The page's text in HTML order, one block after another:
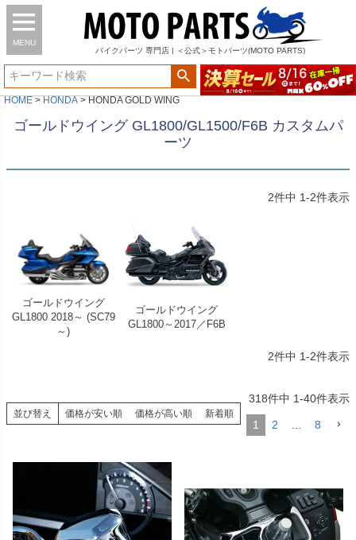
MENU
バイク パーツ 専門店 | ＜公式＞モトパーツ(MOTO PARTS)
HOME HONDA HONDA GOLD WING
ゴールドウイング GL1800/GL1500/F6B カスタムパ
ーツ
2件中 1-2件表示
ゴールドウイング
GL1800 2018～ (SC79
～)
ゴールドウイング
GL1800～2017／F6B
2件中 1-2件表示
並び替え 価格が安い順 価格が高い順 新着順
318件中 1-40件表示
1 2 … 8